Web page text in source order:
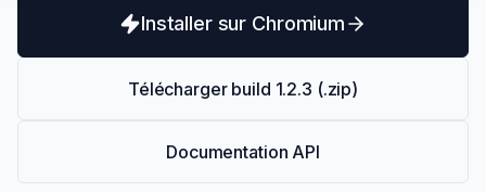
Installer sur Chromium
Télécharger build 1.2.3 (.zip)
Documentation API